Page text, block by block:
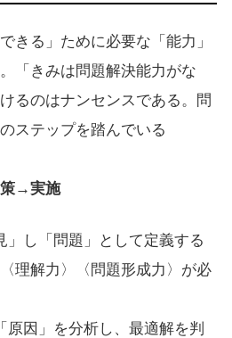
きる」ために必要な「能力」
「きみは問題解決能力がな
るのはナンセンスである。問
ステップを踏んでいる
→実施
」し「問題」として定義する
理解力〉〈問題形成力〉が必
原因」を分析し、最適解を判